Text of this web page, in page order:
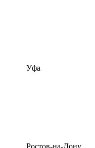
Уфа
Ростов-на-Дону